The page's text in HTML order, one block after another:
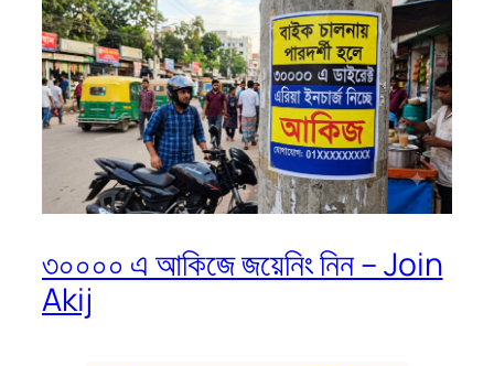
৩০০০০ এ আকিজে জয়েনিং নিন – Join
Akij